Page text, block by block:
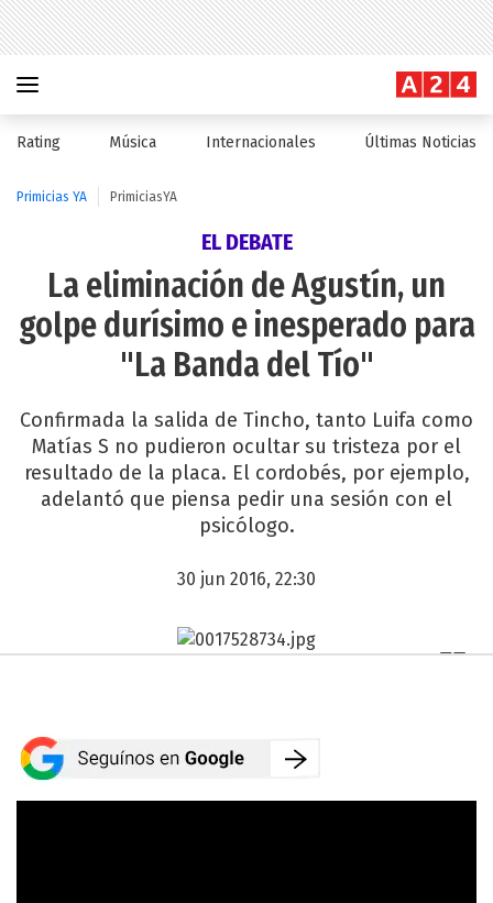
Rating Música Internacionales Últimas Noticias
Primicias YA PrimiciasYA
EL DEBATE
La eliminación de Agustín, un
golpe durísimo e inesperado para
"La Banda del Tío"
Confirmada la salida de Tincho, tanto Luifa como
Matías S no pudieron ocultar su tristeza por el
resultado de la placa. El cordobés, por ejemplo,
adelantó que piensa pedir una sesión con el
psicólogo.
30 jun 2016, 22:30